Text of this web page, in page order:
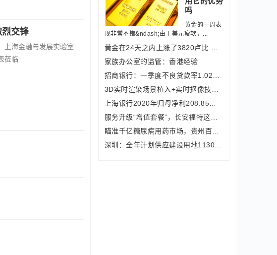
交锋
上海金融与发展实验室
莅临
吗
黄金的一周表
现非常不错&ndash;由于美元疲软，...
家族办公室的监管：香港经验